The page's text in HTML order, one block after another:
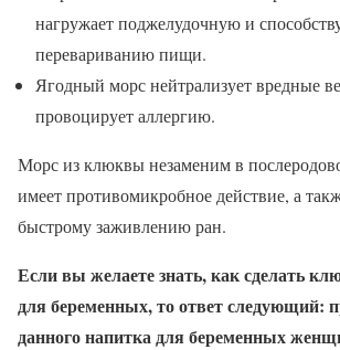
нагружает поджелудочную и
перевариванию пищи.
Ягодный морс нейтрализует вредные
провоцирует аллергию.
Морс из клюквы незаменим в
имеет противомикробное действие, а
быстрому заживлению ран.
Если вы желаете знать, как сделать
для беременных, то ответ следующий:
данного напитка для беременных